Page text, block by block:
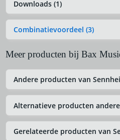
Downloads (1)
Combinatievoordeel (3)
Meer producten bij Bax
Andere producten van
Alternatieve producten
Gerelateerde producten van